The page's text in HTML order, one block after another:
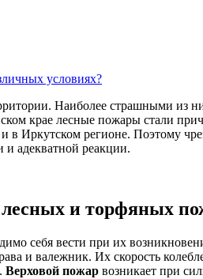
Наиболее страшными из
крае лесные пожары стали
Иркутском регионе. Поэтому
и адекватной реакции.
и торфяных
себя вести при их
и валежник. Их скорость
Верховой пожар возникает при